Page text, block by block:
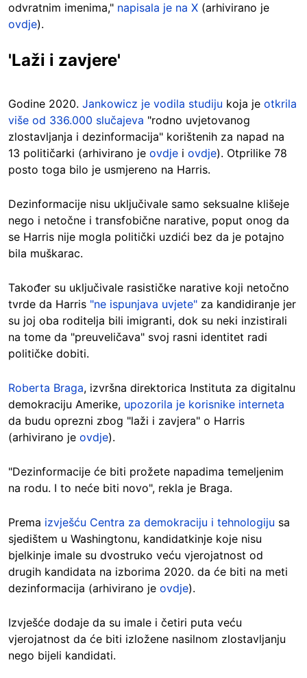
odvratnim imenima," napisala je na X (arhivirano je
ovdje).
'Laži i zavjere'
Godine 2020. Jankowicz je vodila studiju koja je otkrila
više od 336.000 slučajeva "rodno uvjetovanog
zlostavljanja i dezinformacija" korištenih za napad na
13 političarki (arhivirano je ovdje i ovdje). Otprilike 78
posto toga bilo je usmjereno na Harris.
Dezinformacije nisu uključivale samo seksualne klišeje
nego i netočne i transfobične narative, poput onog da
se Harris nije mogla politički uzdići bez da je potajno
bila muškarac.
Također su uključivale rasističke narative koji netočno
tvrde da Harris "ne ispunjava uvjete" za kandidiranje jer
su joj oba roditelja bili imigranti, dok su neki inzistirali
na tome da "preuveličava" svoj rasni identitet radi
političke dobiti.
Roberta Braga, izvršna direktorica Instituta za digitalnu
demokraciju Amerike, upozorila je korisnike interneta
da budu oprezni zbog "laži i zavjera" o Harris
(arhivirano je ovdje).
"Dezinformacije će biti prožete napadima temeljenim
na rodu. I to neće biti novo", rekla je Braga.
Prema izvješću Centra za demokraciju i tehnologiju sa
sjedištem u Washingtonu, kandidatkinje koje nisu
bjelkinje imale su dvostruko veću vjerojatnost od
drugih kandidata na izborima 2020. da će biti na meti
dezinformacija (arhivirano je ovdje).
Izvješće dodaje da su imale i četiri puta veću
vjerojatnost da će biti izložene nasilnom zlostavljanju
nego bijeli kandidati.